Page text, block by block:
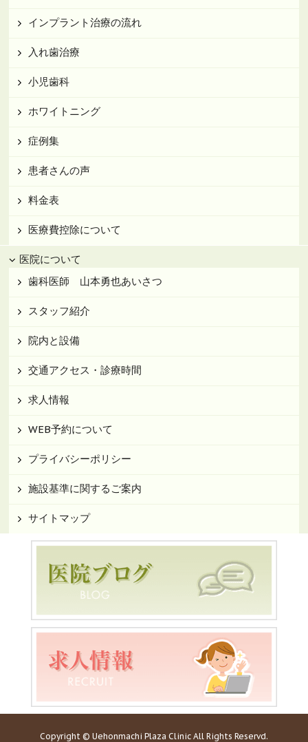
インプラント治療の流れ
入れ歯治療
小児歯科
ホワイトニング
症例集
患者さんの声
料金表
医療費控除について
医院について
歯科医師 山本勇也あいさつ
スタッフ紹介
院内と設備
交通アクセス・診療時間
求人情報
WEB予約について
プライバシーポリシー
施設基準に関するご案内
サイトマップ
Copyright © Uehonmachi Plaza Clinic All Rights Reservd.